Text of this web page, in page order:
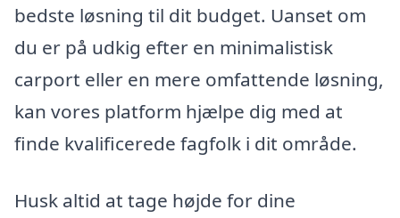
bedste løsning til dit budget. Uanset om
du er på udkig efter en minimalistisk
carport eller en mere omfattende løsning,
kan vores platform hjælpe dig med at
finde kvalificerede fagfolk i dit område.
Husk altid at tage højde for dine